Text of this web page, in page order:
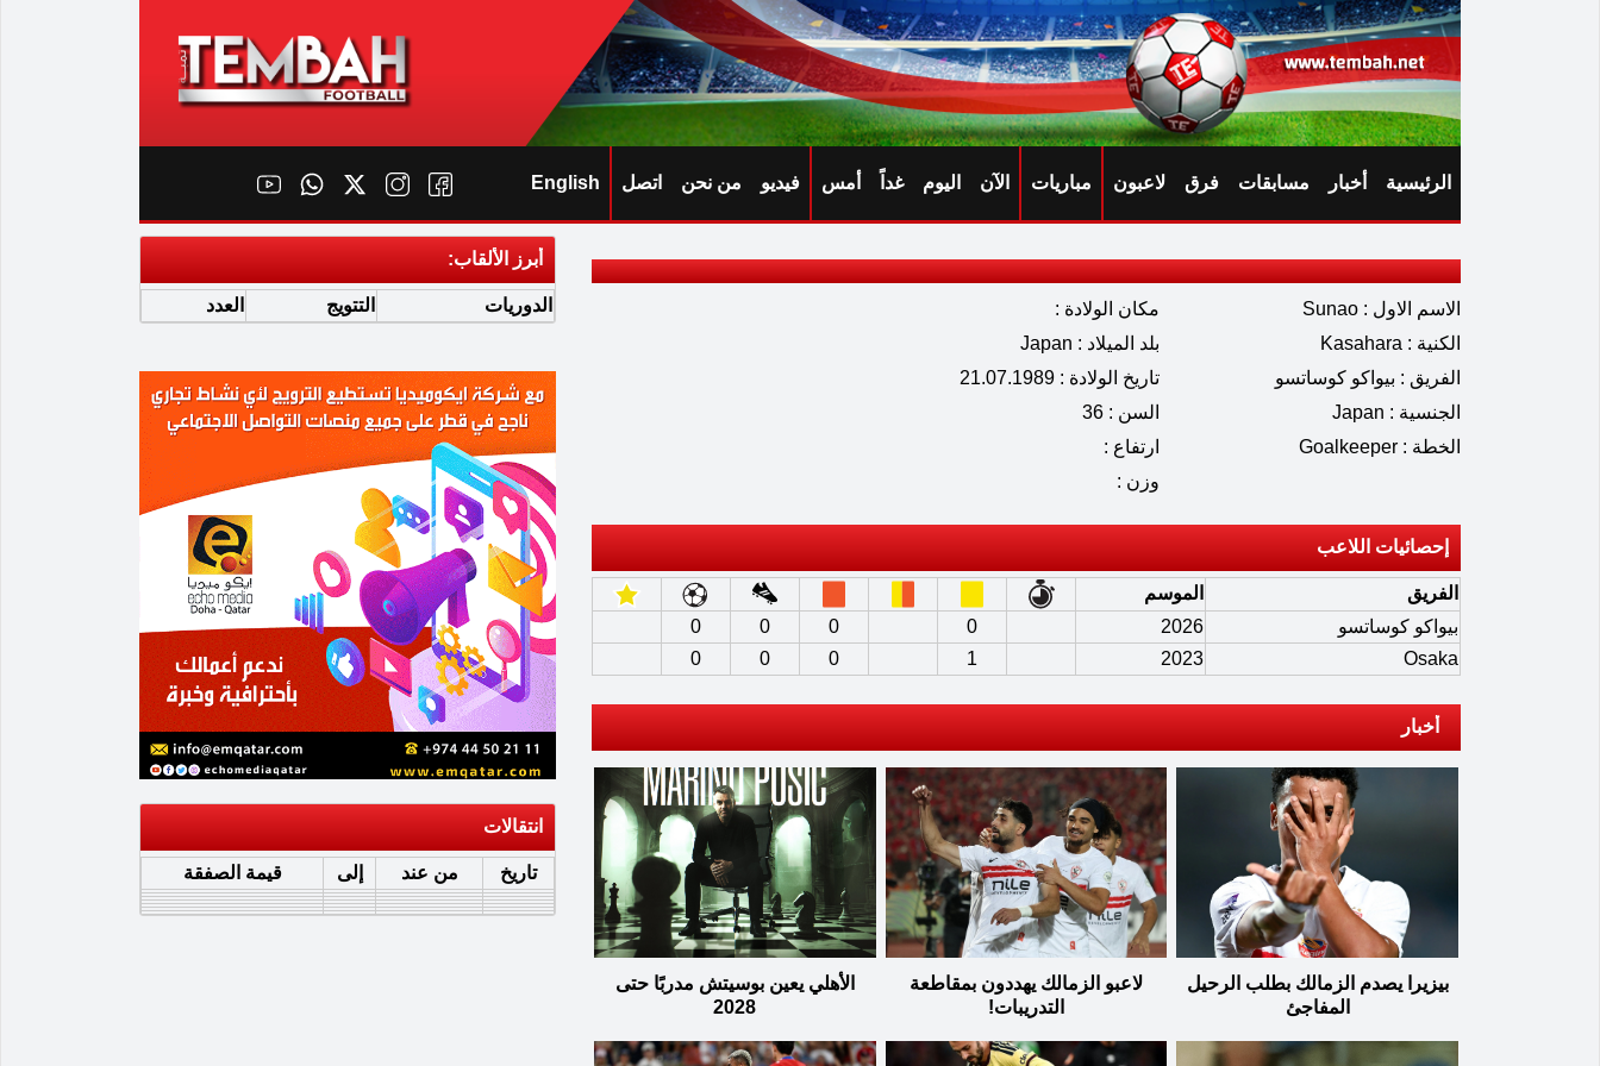
الرئيسية أخبار مسابقات فرق لاعبون مباريات الآن اليوم غداً أمس فيديو من نحن اتصل English
الاسم الاول : Sunao
الكنية : Kasahara
الفريق : بيواكو كوساتسو
الجنسية : Japan
الخطة : Goalkeeper
مكان الولادة :
بلد الميلاد : Japan
تاريخ الولادة : 21.07.1989
السن : 36
ارتفاع :
وزن :
إحصائيات اللاعب
الفريق
الموسم
بيواكو كوساتسو
2026
0
0
0
0
Osaka
2023
1
0
0
0
أخبار
بيزيرا يصدم الزمالك بطلب الرحيل
المفاجئ
لاعبو الزمالك يهددون بمقاطعة
التدريبات!
الأهلي يعين بوسيتش مدربًا حتى
2028
أبرز الألقاب:
الدوريات التتويج العدد
انتقالات
تاريخ من عند إلى قيمة الصفقة